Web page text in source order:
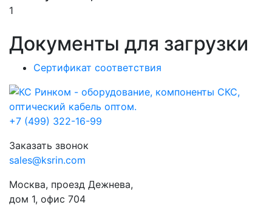
1
Документы для загрузки
Сертификат соответствия
+7 (499) 322-16-99
Заказать звонок
sales@ksrin.com
Москва, проезд Дежнева,
дом 1, офис 704